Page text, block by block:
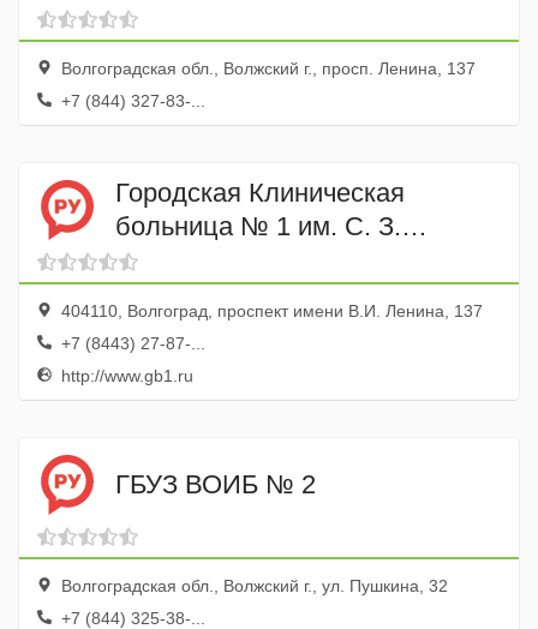
Волгоградская обл., Волжский г., просп. Ленина, 137
+7 (844) 327-83-...
Городская Клиническая
больница № 1 им. С. З.
Фишера Нейрохирургическое
отделение
404110, Волгоград, проспект имени В.И. Ленина, 137
+7 (8443) 27-87-...
http://www.gb1.ru
ГБУЗ ВОИБ № 2
Волгоградская обл., Волжский г., ул. Пушкина, 32
+7 (844) 325-38-...